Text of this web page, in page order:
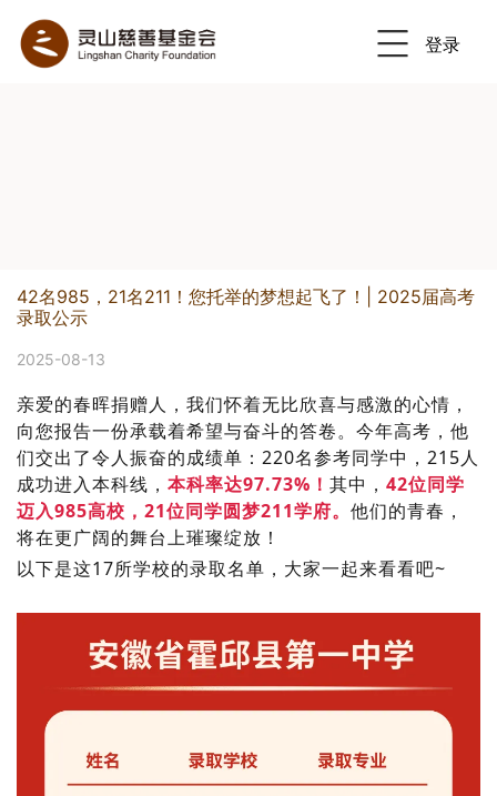
登录
42名985，21名211！您托举的梦想起飞了！| 2025届高考
录取公示
2025-08-13
亲爱的春晖捐赠人， 我们怀着无比欣喜与感激的心情，
向您报告一份承载着希望与奋斗的答卷。 今年高考，他
们交出了令人振奋的成绩单：220名参考同学中，215人
成功进入本科线， 本科率达97.73%！ 其中， 42位同学
迈入985高校，21位同学圆梦211学府。 他们的青春，
将在更广阔的舞台上璀璨绽放！
以下是这17所学校的录取名单，大家一起来看看吧~